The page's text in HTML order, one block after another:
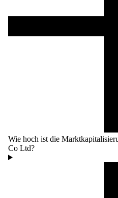
Wie hoch ist die
Co Ltd?